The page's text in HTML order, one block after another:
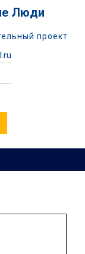
Люди
проект